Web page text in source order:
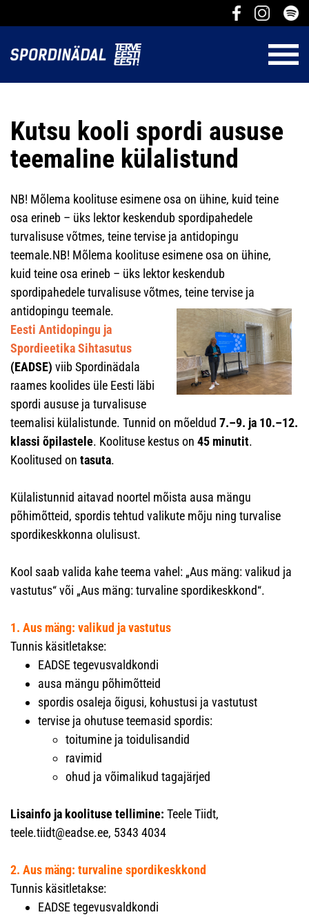
Kutsu kooli spordi aususe
teemaline külalistund
NB! Mõlema koolituse esimene osa on ühine, kuid teine
osa erineb – üks lektor keskendub spordipahedele
turvalisuse võtmes, teine tervise ja antidopingu
teemale.NB! Mõlema koolituse esimene osa on ühine,
kuid teine osa erineb – üks lektor keskendub
spordipahedele turvalisuse võtmes, teine tervise ja
antidopingu teemale.
Eesti Antidopingu ja
Spordieetika Sihtasutus
(EADSE) viib Spordinädala
raames koolides üle Eesti läbi
spordi aususe ja turvalisuse
teemalisi külalistunde. Tunnid on mõeldud 7.–9. ja 10.–12.
klassi õpilastele. Koolituse kestus on 45 minutit.
Koolitused on tasuta.
Külalistunnid aitavad noortel mõista ausa mängu
põhimõtteid, spordis tehtud valikute mõju ning turvalise
spordikeskkonna olulisust.
Kool saab valida kahe teema vahel: „Aus mäng: valikud ja
vastutus“ või „Aus mäng: turvaline spordikeskkond“.
1. Aus mäng: valikud ja vastutus
Tunnis käsitletakse:
EADSE tegevusvaldkondi
ausa mängu põhimõtteid
spordis osaleja õigusi, kohustusi ja vastutust
tervise ja ohutuse teemasid spordis:
toitumine ja toidulisandid
ravimid
ohud ja võimalikud tagajärjed
Lisainfo ja koolituse tellimine: Teele Tiidt,
teele.tiidt@eadse.ee, 5343 4034
2. Aus mäng: turvaline spordikeskkond
Tunnis käsitletakse:
EADSE tegevusvaldkondi